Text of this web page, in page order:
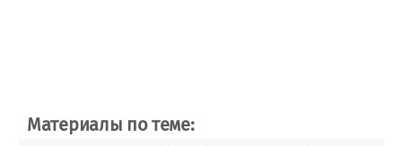
Материалы по теме: